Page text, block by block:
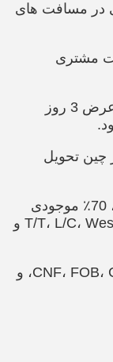
در مسافت های
مشتری
سفارش استاندارد در عرض 3 روز
چین تحویل
30٪ به عنوان سپرده، 70٪ موجودی
قبل از حمل و نقل.T/T، L/C، Western Union، Paypal و
CNF، FOB، CIF، DDP، DDU، EX، و